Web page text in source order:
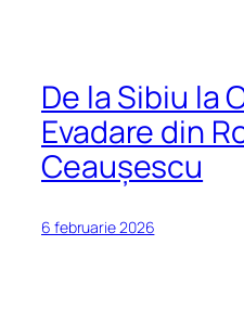
De la Sibiu la
Evadare din
Ceaușescu
6 februarie 2026